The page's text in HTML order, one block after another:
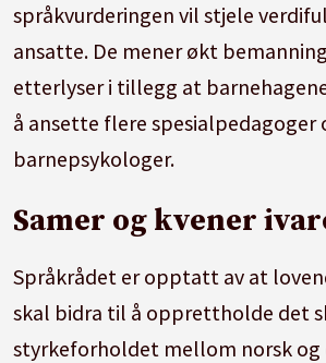
språkvurderingen vil stjele
ansatte. De mener økt
etterlyser i tillegg at
å ansette flere spesialpedagoger
barnepsykologer.
Samer og kvener
Språkrådet er opptatt av at
skal bidra til å opprettholde det
styrkeforholdet mellom norsk og